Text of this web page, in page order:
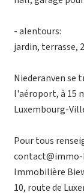
- alentours:
jardin, terrasse,
Niederanven se
l'aéroport, à 15
Luxembourg-
Pour tous
contact@immo-
Immobilière
10, route de